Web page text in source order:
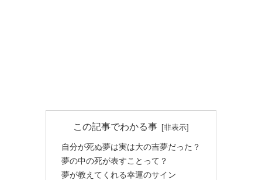
この記事でわかる事
自分が死ぬ夢は実は大の吉夢だった？
夢の中の死が表すことって？
夢が教えてくれる幸運のサイン